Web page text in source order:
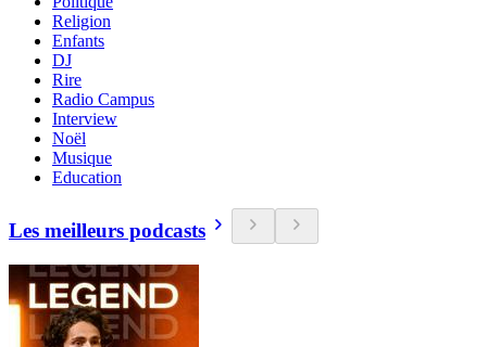
Religion
Enfants
DJ
Rire
Radio Campus
Interview
Noël
Musique
Education
Les meilleurs podcasts